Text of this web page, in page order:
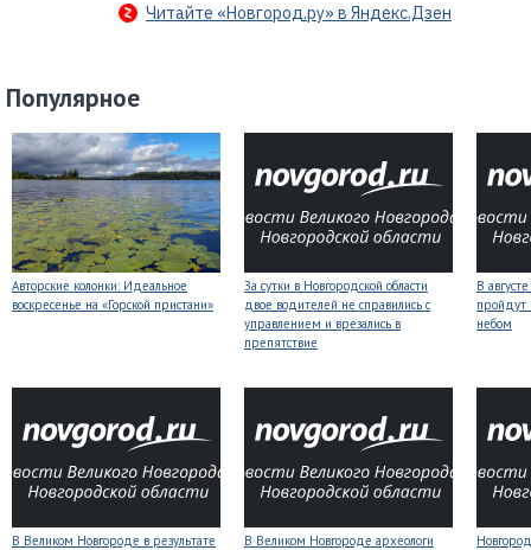
Читайте «Новгород.ру» в Яндекс.Дзен
Популярное
Авторские колонки: Идеальное
воскресенье на «Горской пристани»
За сутки в Новгородской области
двое водителей не справились с
управлением и врезались в
препятствие
В
небом
В Великом Новгороде в результате
В Великом Новгороде археологи